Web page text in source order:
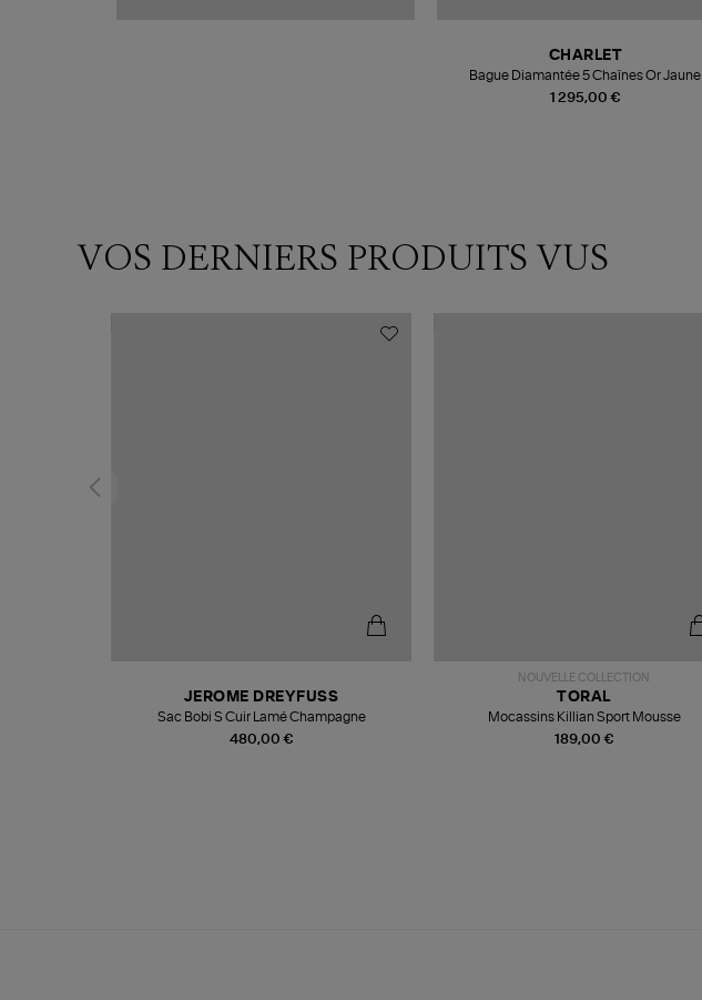
1 295,00 €
CHARLET
Bague Diamantée 5 Chaînes Or Jaune
VOS DERNIERS PRODUITS VUS
480,00 €
JEROME DREYFUSS
Sac Bobi S Cuir Lamé Champagne
NOUVELLE COLLECTION
189,00 €
TORAL
Mocassins Killian Sport Mousse